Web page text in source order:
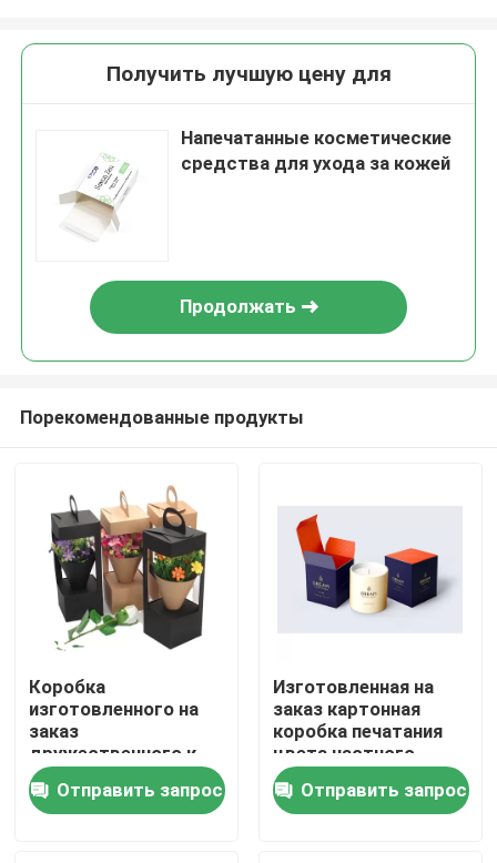
Домой
Продукты
Получить лучшую цену для
Напечатанные косметические
средства для ухода за кожей
Продолжать
Порекомендованные продукты
Коробка
изготовленного на
заказ
дружественного к
Эко цветка
Валентайн
упаковывая для
Отправить запрос
Изготовленная на
заказ картонная
коробка печатания
цвета частного
бренда складная для
свечиОтправить запрос